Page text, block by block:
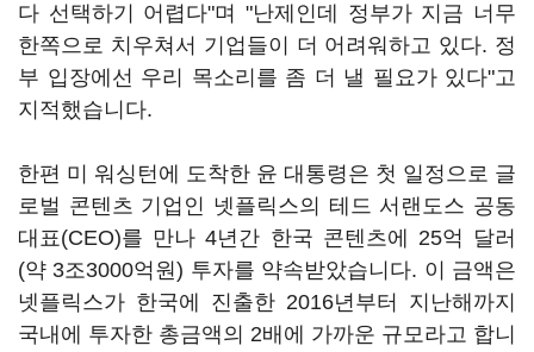
다 선택하기 어렵다"며 "난제인데 정부가 지금 너무
한쪽으로 치우쳐서 기업들이 더 어려워하고 있다. 정
부 입장에선 우리 목소리를 좀 더 낼 필요가 있다"고
지적했습니다.
한편 미 워싱턴에 도착한 윤 대통령은 첫 일정으로 글
로벌 콘텐츠 기업인 넷플릭스의 테드 서랜도스 공동
대표(CEO)를 만나 4년간 한국 콘텐츠에 25억 달러
(약 3조3000억원) 투자를 약속받았습니다. 이 금액은
넷플릭스가 한국에 진출한 2016년부터 지난해까지
국내에 투자한 총금액의 2배에 가까운 규모라고 합니